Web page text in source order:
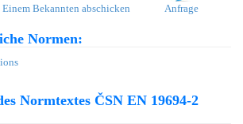
Einem Bekannten abschicken Anfrage
Normen:
Normtextes ČSN EN 19694-2